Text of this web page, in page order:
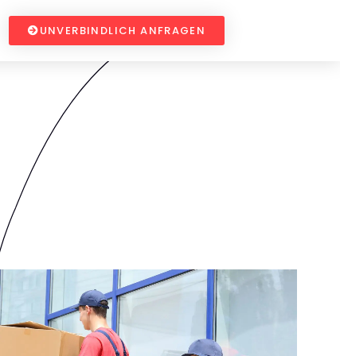
UNVERBINDLICH ANFRAGEN